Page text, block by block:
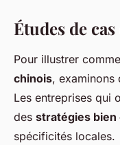
Études de
Pour illustrer
chinois, examinons
Les entreprises qui
des stratégies bien
spécificités locales.